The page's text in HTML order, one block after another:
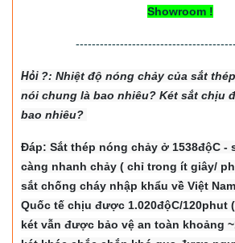
Showroom !
Hỏi ?: Nhiệt độ nóng chảy của sắt
nói chung là bao nhiêu? Két sắt chịu
bao nhiêu?
Đáp: Sắt thép nóng chảy ở 1538độC -
càng nhanh chảy ( chỉ trong ít giây/
sắt chống cháy nhập khẩu về Việt
Quốc tế chịu được 1.020độC/120phut
két vẫn được bảo vệ an toàn khoảng